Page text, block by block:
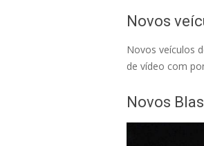
Novos
Novos veículos
de vídeo com
Novos